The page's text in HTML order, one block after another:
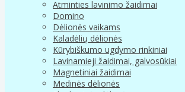
Atminties lavinimo žaidimai
Domino
Dėlionės vaikams
Kaladėlių dėlionės
Kūrybiškumo ugdymo rinkiniai
Lavinamieji žaidimai, galvosūkiai
Magnetiniai žaidimai
Medinės dėlionės